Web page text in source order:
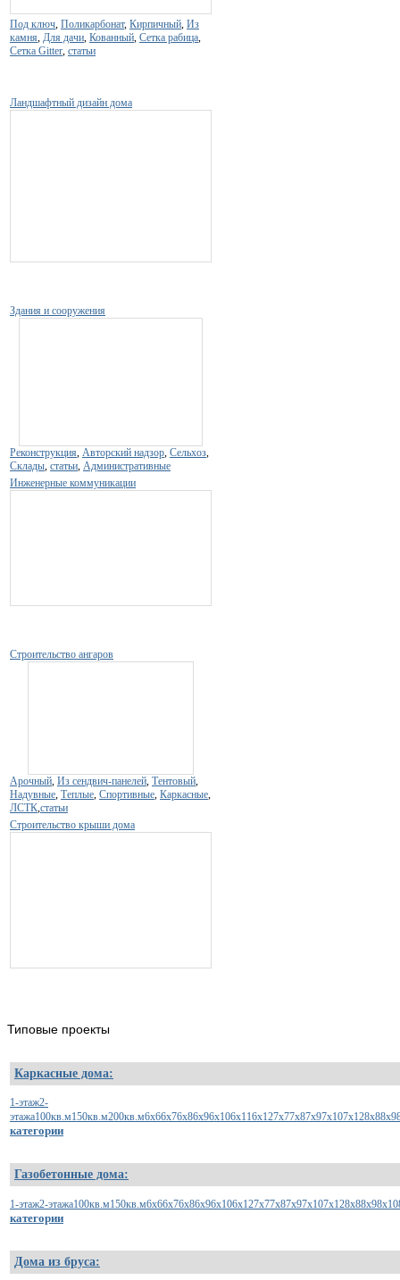
Под ключ Поликарбонат, Кирпичный Из
камня Для дачи Кованный Сетка рабица
Сетка Gitter статьи
Ландшафтный дизайн дома
Здания и сооружения
Реконструкция Авторский надзор Сельхоз
Склады статьи Административные
Инженерные коммуникации
Строительство ангаров
Арочный Из сендвич-панелей Тентовый
Надувные Теплые Спортивные Каркасные
ЛСТК статьи
Строительство крыши дома
Типовые проекты
Каркасные дома:
1-этаж2-
этажа100кв.м150кв.м200кв.м6х66х76х86х96х106х116х127х77х87х97х107х128х88х9
категории
Газобетонные дома:
1-этаж2-этажа100кв.м150кв.м6x66x76x86x96x106x127x77x87x97x107x128x88x98x10
категории
Дома из бруса: